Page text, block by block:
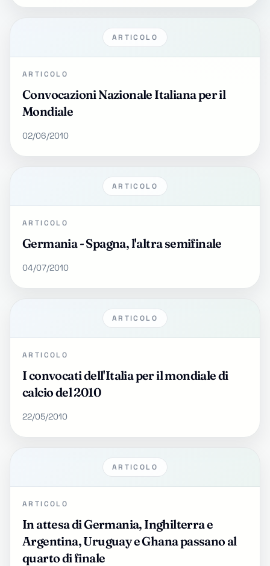
ARTICOLO
ARTICOLO
Convocazioni Nazionale Italiana per il
Mondiale
02/06/2010
ARTICOLO
ARTICOLO
Germania - Spagna, l'altra semifinale
04/07/2010
ARTICOLO
ARTICOLO
I convocati dell'Italia per il mondiale di
calcio del 2010
22/05/2010
ARTICOLO
ARTICOLO
In attesa di Germania, Inghilterra e
Argentina, Uruguay e Ghana passano al
quarto di finale